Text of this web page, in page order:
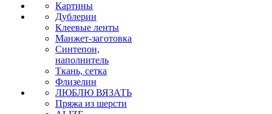
Картины
Дублерин
Клеевые ленты
Манжет-заготовка
Синтепон,
наполнитель
Ткань, сетка
Флизелин
ЛЮБЛЮ ВЯЗАТЬ
Пряжа из шерсти